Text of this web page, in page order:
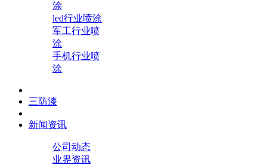
涂
led行业喷涂
军工行业喷
涂
手机行业喷
涂
三防漆
新闻资讯
公司动态
业界资讯